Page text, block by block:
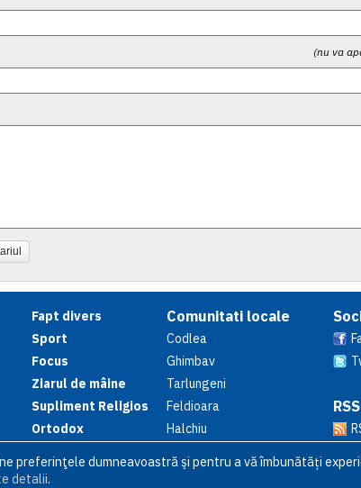
(nu va
Fapt divers
Sport
Focus
Ziarul de mâine
Supliment Religios
Ortodox
Comunitati locale
Codlea
Ghimbav
Tarlungeni
Feldioara
Halchiu
RSS
preferinţele dumneavoastră şi pentru a vă îmbunătăți
detalii.